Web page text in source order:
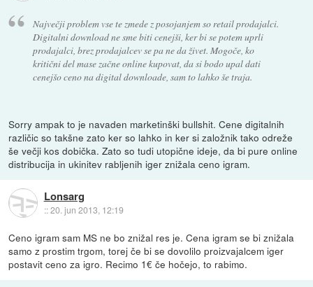
Največji problem vse te zmede z posojanjem so retail prodajalci.
Digitalni download ne sme biti cenejši, ker bi se potem uprli
prodajalci, brez prodajalcev se pa ne da živet. Mogoče, ko
kritični del mase začne online kupovat, da si bodo upal dati
cenejšo ceno na digital downloade, sam to lahko še traja.
Sorry ampak to je navaden marketinški bullshit. Cene digitalnih
različic so takšne zato ker so lahko in ker si založnik tako odreže
še večji kos dobička. Zato so tudi utopične ideje, da bi pure online
distribucija in ukinitev rabljenih iger znižala ceno igram.
Lonsarg
::20. jun 2013, 12:19
Ceno igram sam MS ne bo znižal res je. Cena igram se bi znižala
samo z prostim trgom, torej če bi se dovolilo proizvajalcem iger
postavit ceno za igro. Recimo 1€ če hočejo, to rabimo.